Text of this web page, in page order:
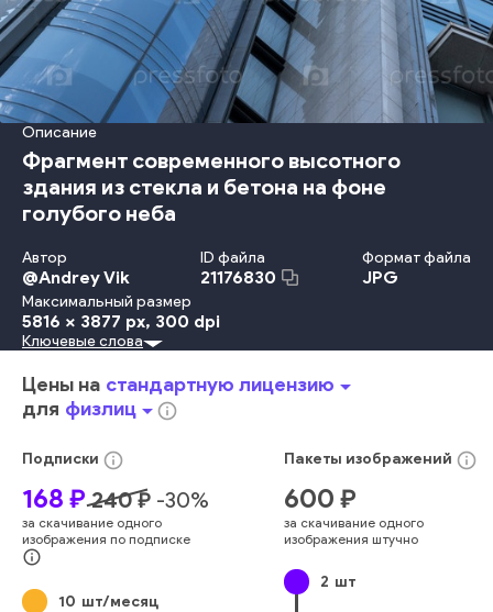
Описание
Фрагмент современного высотного
здания из стекла и бетона на фоне
голубого неба
Автор
@Andrey Vik
ID файла
21176830
Формат файла
JPG
Максимальный размер
5816 x 3877 px, 300 dpi
Небо Дизайн Офис
Угол - Место Пересечения Предметов Небоскрёб
Большой Город
голубой
городской современный центр города
высокий
металлический
место корпорация архитектура окна рост
строить фрагмент высокий футуристический
отражающий
Ключевые слова
Цены на стандартную лицензиюarrow_drop_down
для физлицarrow_drop_downinfo_outline
Подписки info_outline
168 ₽ 240₽ -30%
за скачивание одного
изображения по подписке
info_outline
10 шт/месяц
Пакеты изображений info_outline
600 ₽
за скачивание одного
изображения штучно
2 шт